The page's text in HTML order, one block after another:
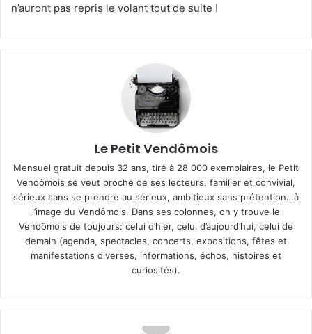
n’auront pas repris le volant tout de suite !
Le Petit Vendômois
Mensuel gratuit depuis 32 ans, tiré à 28 000 exemplaires, le Petit
Vendômois se veut proche de ses lecteurs, familier et convivial,
sérieux sans se prendre au sérieux, ambitieux sans prétention…à
l’image du Vendômois. Dans ses colonnes, on y trouve le
Vendômois de toujours: celui d’hier, celui d’aujourd’hui, celui de
demain (agenda, spectacles, concerts, expositions, fêtes et
manifestations diverses, informations, échos, histoires et
curiosités).